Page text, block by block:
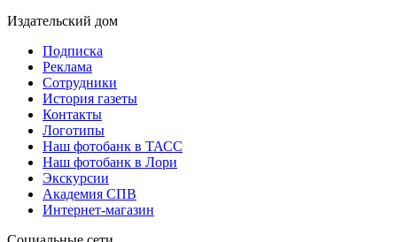
Издательский дом
Подписка
Реклама
Сотрудники
История газеты
Контакты
Логотипы
Наш фотобанк в ТАСС
Наш фотобанк в Лори
Экскурсии
Академия СПВ
Интернет-магазин